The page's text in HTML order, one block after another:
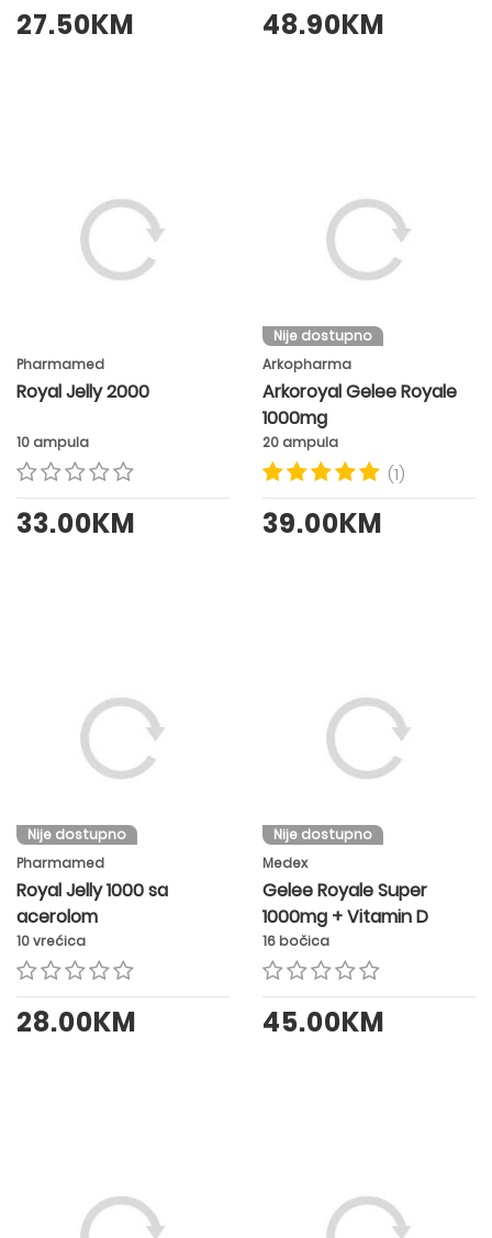
27.50KM 48.90KM
Pharmamed
Royal Jelly 2000
10 ampula
33.00KM
Nije dostupno
Arkopharma
Arkoroyal Gelee Royale
1000mg
20 ampula
(1)
39.00KM
Nije dostupno
Pharmamed
Royal Jelly 1000 sa
acerolom
10 vrećica
28.00KM
Nije dostupno
Medex
Gelee Royale Super
1000mg + Vitamin D
16 bočica
45.00KM